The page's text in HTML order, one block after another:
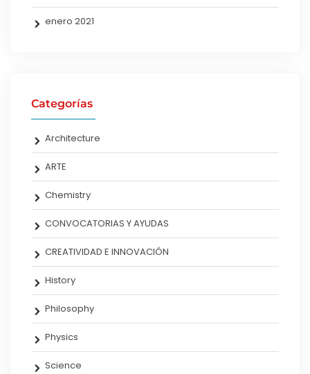
enero 2021
Categorías
Architecture
ARTE
Chemistry
CONVOCATORIAS Y AYUDAS
CREATIVIDAD E INNOVACIÓN
History
Philosophy
Physics
Science